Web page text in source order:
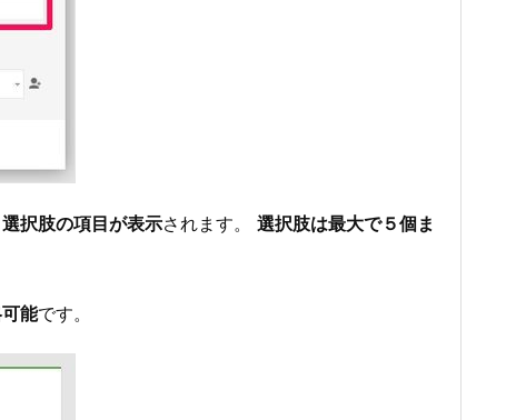
選択肢の項目が表示されます。 選択肢は最大で５個ま
能です。